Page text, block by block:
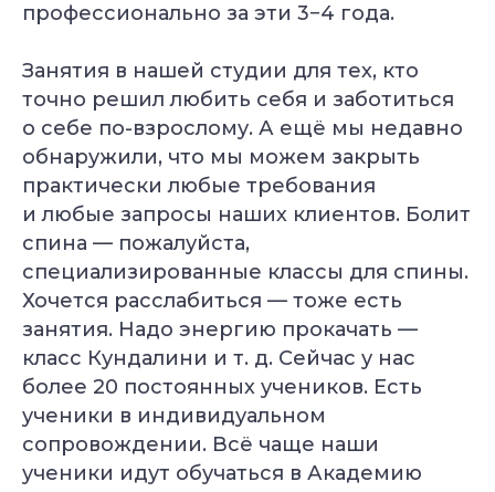
профессионально за эти 3−4 года.
Занятия в нашей студии для тех, кто
точно решил любить себя и заботиться
о себе по-взрослому. А ещё мы недавно
обнаружили, что мы можем закрыть
практически любые требования
и любые запросы наших клиентов. Болит
спина — пожалуйста,
специализированные классы для спины.
Хочется расслабиться — тоже есть
занятия. Надо энергию прокачать —
класс Кундалини и т. д. Сейчас у нас
более 20 постоянных учеников. Есть
ученики в индивидуальном
сопровождении. Всё чаще наши
ученики идут обучаться в Академию
Специальное предложение